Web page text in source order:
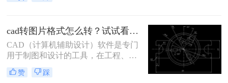
么如何将cad转换成图片呢？下面我们
将详细介绍几种常见的方法。
cad转图片格式怎么转？试试看这三个方法！
CAD（计算机辅助设计）软件是专门
用于制图和设计的工具，在工程、建
筑、机械等领域被广泛应用。然而，
在与他人共享工程图纸时，有时需要
赞 踩